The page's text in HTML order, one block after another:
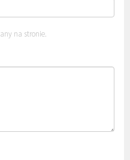
na stronie.